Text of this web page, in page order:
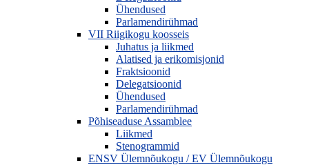
Ühendused
Parlamendirühmad
VII Riigikogu koosseis
Juhatus ja liikmed
Alatised ja erikomisjonid
Fraktsioonid
Delegatsioonid
Ühendused
Parlamendirühmad
Põhiseaduse Assamblee
Liikmed
Stenogrammid
ENSV Ülemnõukogu / EV Ülemnõukogu